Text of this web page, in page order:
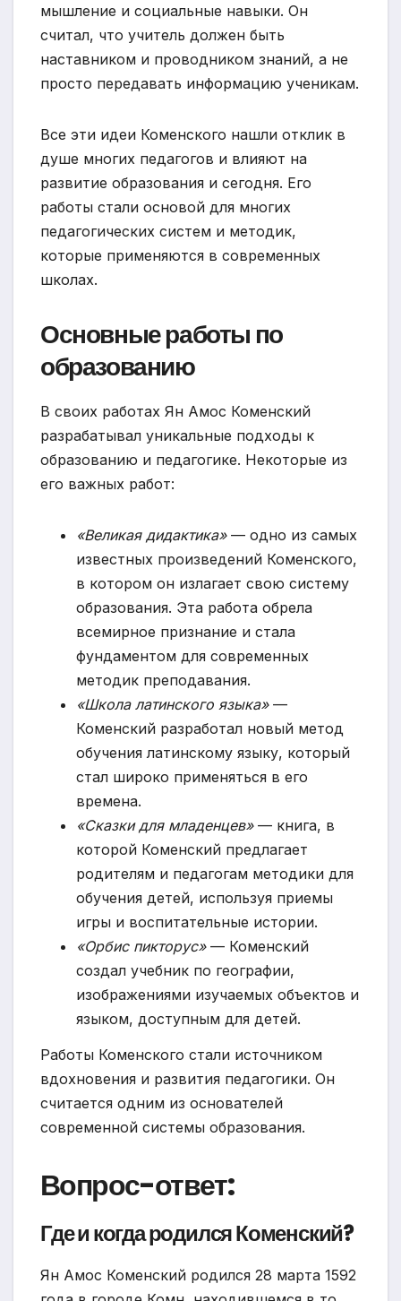
мышление и социальные навыки. Он
считал, что учитель должен быть
наставником и проводником знаний, а не
просто передавать информацию ученикам.
Все эти идеи Коменского нашли отклик в
душе многих педагогов и влияют на
развитие образования и сегодня. Его
работы стали основой для многих
педагогических систем и методик,
которые применяются в современных
школах.
Основные работы по
образованию
В своих работах Ян Амос Коменский
разрабатывал уникальные подходы к
образованию и педагогике. Некоторые из
его важных работ:
«Великая дидактика»— одно из самых
известных произведений Коменского,
в котором он излагает свою систему
образования. Эта работа обрела
всемирное признание и стала
фундаментом для современных
методик преподавания.
«Школа латинского языка»—
Коменский разработал новый метод
обучения латинскому языку, который
стал широко применяться в его
времена.
«Сказки для младенцев»— книга, в
которой Коменский предлагает
родителям и педагогам методики для
обучения детей, используя приемы
игры и воспитательные истории.
«Орбис пикторус»— Коменский
создал учебник по географии,
изображениями изучаемых объектов и
языком, доступным для детей.
Работы Коменского стали источником
вдохновения и развития педагогики. Он
считается одним из основателей
современной системы образования.
Вопрос-ответ:
Где и когда родился Коменский?
Ян Амос Коменский родился 28 марта 1592